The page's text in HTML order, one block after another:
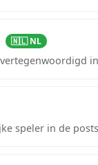
🇳🇱 NL
speler in de